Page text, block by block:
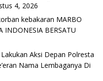
4, 2026
kebakaran MARBO
INDONESIA BERSATU
Aksi Depan Polresta
Nama Lembaganya Di